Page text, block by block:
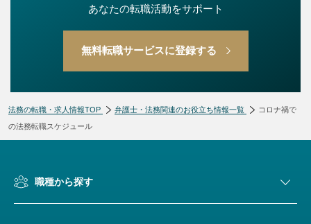
あなたの転職活動をサポート
無料転職サービスに登録する
法務の転職・求人情報TOP 弁護士・法務関連のお役立ち情報一覧
コロナ禍で
の法務転職スケジュール
職種から探す